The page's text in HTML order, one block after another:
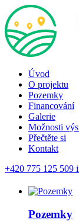
Úvod
O projektu
Pozemky
Financování
Galerie
Možnosti
Přečtěte si
Kontakt
+420 775 125 509
Pozemky